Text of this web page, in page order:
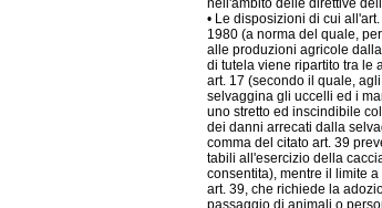
nell'ambito delle direttive
• Le disposizioni di cui
1980 (a norma del quale,
alle produzioni agricole
di tutela viene ripartito tra le
art. 17 (secondo il quale,
selvaggina gli uccelli ed i
uno stretto ed inscindibile
dei danni arrecati dalla
comma del citato art. 39
tabili all'esercizio della
consentita), mentre il limite
art. 39, che richiede la
passaggio di animali o